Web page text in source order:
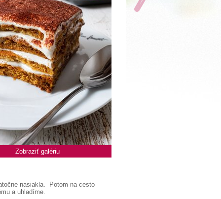
Zobraziť galériu
nasiakla. Potom na cesto
a uhladíme.